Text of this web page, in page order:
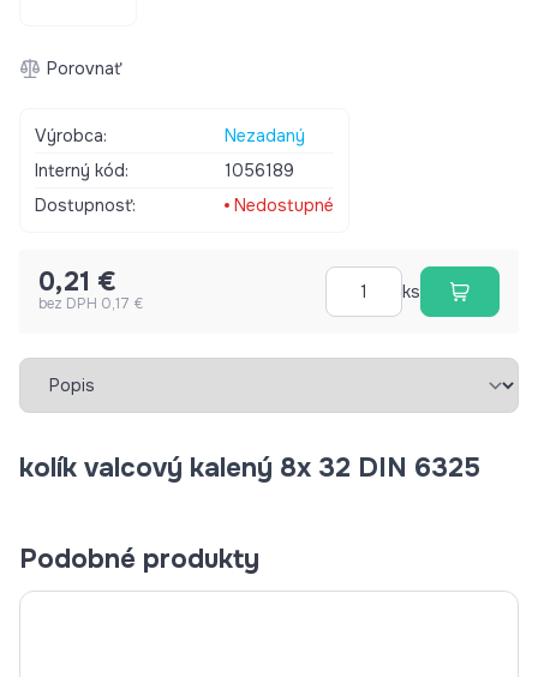
Porovnať
Výrobca:
Nezadaný
Interný kód:
1056189
Dostupnosť:
Nedostupné
0,21 €
bez DPH 0,17 €
ks
Vybrať záložku
kolík valcový kalený 8x 32 DIN 6325
Podobné produkty